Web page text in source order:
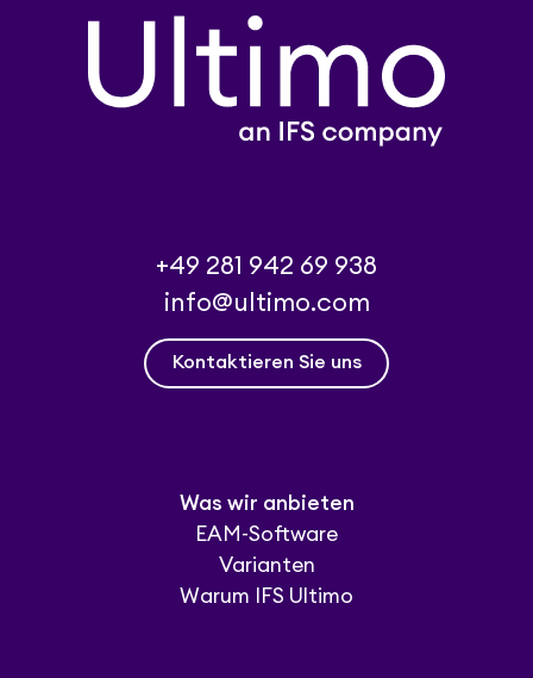
+49 281 942 69 938
info@ultimo.com
Kontaktieren Sie uns
Was wir anbieten
EAM-Software
Varianten
Warum IFS Ultimo